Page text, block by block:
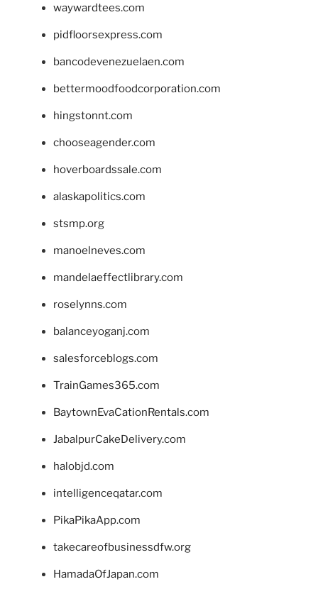
waywardtees.com
pidfloorsexpress.com
bancodevenezuelaen.com
bettermoodfoodcorporation.com
hingstonnt.com
chooseagender.com
hoverboardssale.com
alaskapolitics.com
stsmp.org
manoelneves.com
mandelaeffectlibrary.com
roselynns.com
balanceyoganj.com
salesforceblogs.com
TrainGames365.com
BaytownEvaCationRentals.com
JabalpurCakeDelivery.com
halobjd.com
intelligenceqatar.com
PikaPikaApp.com
takecareofbusinessdfw.org
HamadaOfJapan.com